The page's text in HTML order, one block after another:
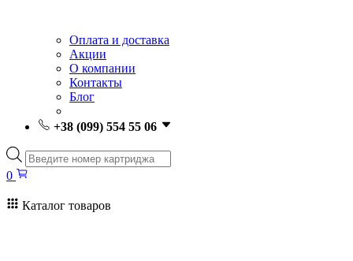
Оплата и доставка
Акции
О компании
Контакты
Блог
+38 (099) 554 55 06
Поиск
товаров
0
Каталог товаров